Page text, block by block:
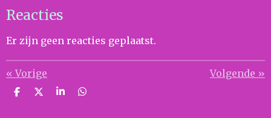
Reacties
Er zijn geen reacties geplaatst.
«Vorige Volgende »
D
D
S
D